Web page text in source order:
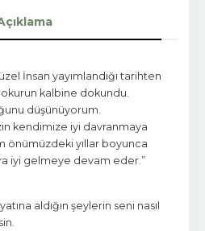
İnsan yayımlandığı tarihten
kalbine dokundu.
düşünüyorum.
kendimize iyi davranmaya
önümüzdeki yıllar boyunca
iyi gelmeye devam eder.”
aldığın şeylerin seni nasıl